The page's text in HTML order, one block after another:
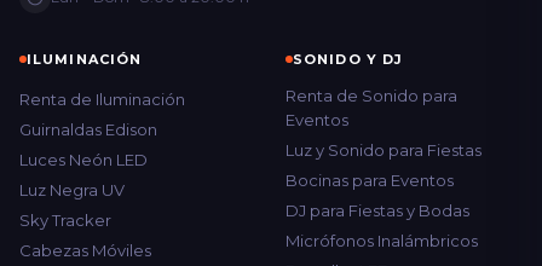
ILUMINACIÓN
Renta de Iluminación
Guirnaldas Edison
Luces Neón LED
Luz Negra UV
Sky Tracker
Cabezas Móviles
SONIDO Y DJ
Renta de Sonido para
Eventos
Luz y Sonido para Fiestas
Bocinas para Eventos
DJ para Fiestas y Bodas
Micrófonos Inalámbricos